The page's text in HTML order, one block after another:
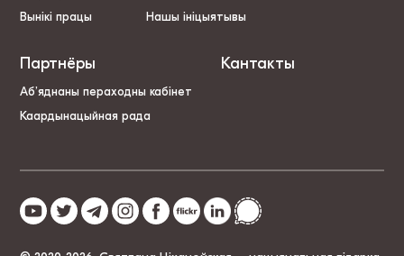
Вынікі працы
Нашы ініцыятывы
Партнёры
Аб’яднаны пераходны кабінет
Каардынацыйная рада
Кантакты